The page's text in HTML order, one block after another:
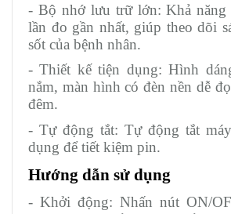
- Bộ nhớ lưu trữ lớn: Khả
lần đo gần nhất, giúp theo dõi
sốt của bệnh nhân.
- Thiết kế tiện dụng: Hình
nắm, màn hình có đèn nền dễ
đêm.
- Tự động tắt: Tự động tắt
dụng để tiết kiệm pin.
Hướng dẫn sử dụng
- Khởi động: Nhấn nút ON/